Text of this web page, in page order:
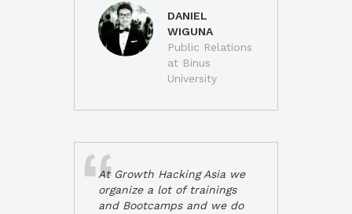
DANIEL
WIGUNA
Public Relations
at Binus
University
At Growth Hacking Asia we
organize a lot of trainings
and Bootcamps and we do